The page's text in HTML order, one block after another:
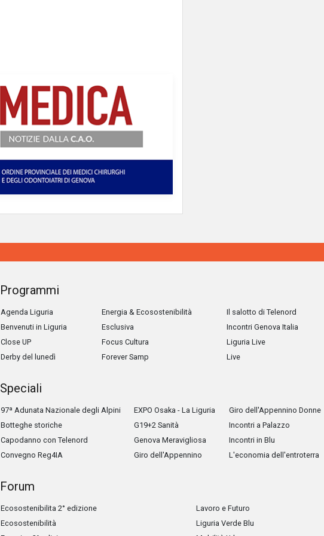
Programmi
Agenda Liguria
Benvenuti in Liguria
Close UP
Derby del lunedì
Energia & Ecosostenibilità
Esclusiva
Focus Cultura
Forever Samp
Il salotto di Telenord
Incontri Genova Italia
Liguria Live
Live
Speciali
97ª Adunata Nazionale degli Alpini
Botteghe storiche
Capodanno con Telenord
Convegno Reg4IA
EXPO Osaka - La Liguria
G19+2 Sanità
Genova Meravigliosa
Giro dell'Appennino
Giro dell'Appennino Donne
Incontri a Palazzo
Incontri in Blu
L'economia dell'entroterra
Forum
Ecosostenibilita 2° edizione
Ecosostenibilità
Lavoro e Futuro
Liguria Verde Blu